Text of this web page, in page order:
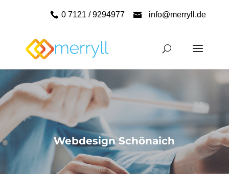
0 7121 / 9294977 info@merryll.de
Webdesign Schönaich